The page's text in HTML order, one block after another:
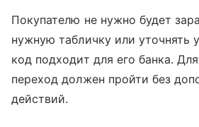
Покупателю не нужно будет
нужную табличку или уточнять
код подходит для его банка.
переход должен пройти без
действий.